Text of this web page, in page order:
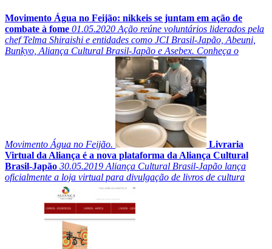
Movimento Água no Feijão: nikkeis se juntam em ação de
combate à fome 01.05.2020 Ação reúne voluntários liderados pela
chef Telma Shiraishi e entidades como JCI Brasil-Japão, Abeuni,
Bunkyo, Aliança Cultural Brasil-Japão e Asebex. Conheça o
Movimento Água no Feijão.
Livraria
Virtual da Aliança é a nova plataforma da Aliança Cultural
Brasil-Japão 30.05.2019 Aliança Cultural Brasil-Japão lança
oficialmente a loja virtual para divulgação de livros de cultura